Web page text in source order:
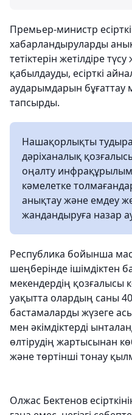
Премьер-министр
хабарландыруларды
тетіктерін жетілдіре
қабылдауды, есірткі
аударымдарын бұғаттау
тапсырды.
Нашақорлықты
дәріханалық
оңалту
кәмелетке
анықтау және емдеу
жандандыруға назар
Республика бойынша
шеңберінде ішімдіктен
мекендердің қозғалысы
уақытта олардың саны
бастамаларды жүзеге
мен әкімдіктерді
өлтірудің жартысынан
және төртінші тонау
Олжас Бектенов